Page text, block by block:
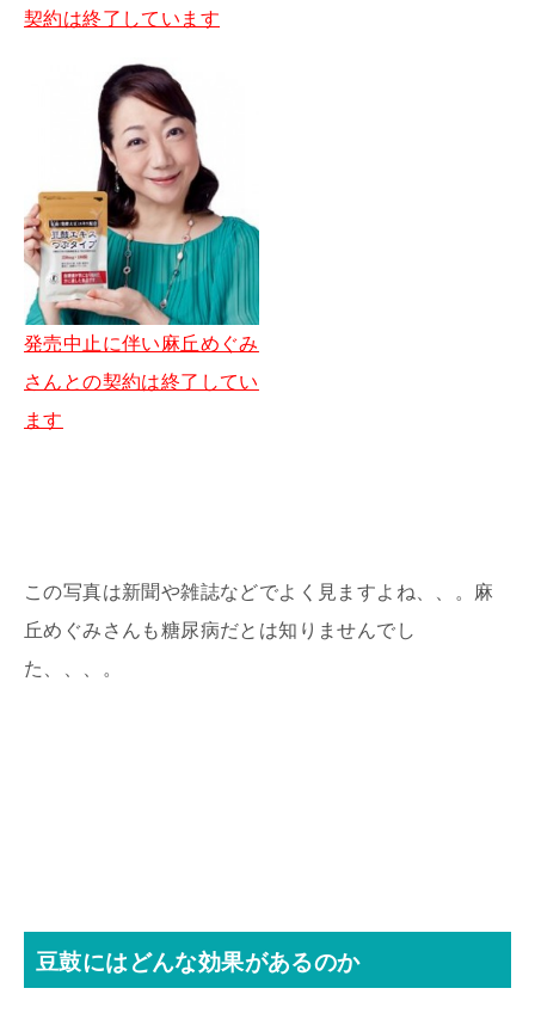
契約は終了しています
発売中止に伴い麻丘めぐみ
さんとの契約は終了してい
ます
この写真は新聞や雑誌などでよく見ますよね、、。麻
丘めぐみさんも糖尿病だとは知りませんでし
た、、、。
豆鼓にはどんな効果があるのか